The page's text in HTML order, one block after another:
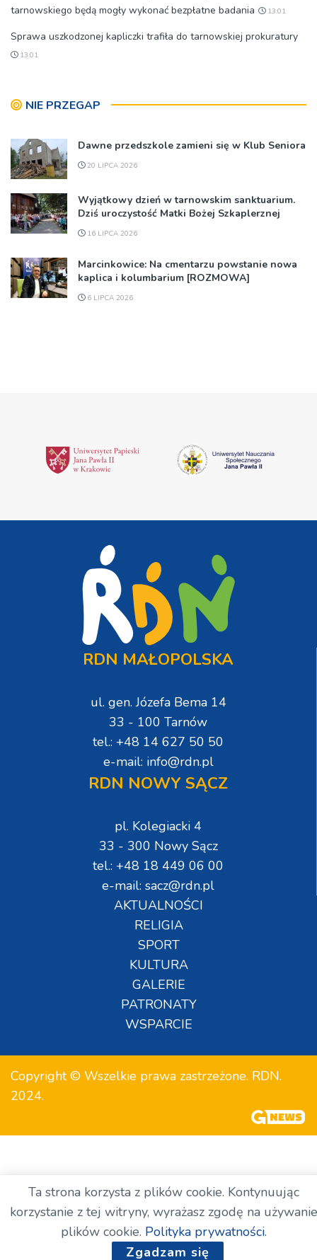
tarnowskiego będą mogły wykonać bezpłatne badania
13:01
Sprawa uszkodzonej kapliczki trafiła do tarnowskiej prokuratury
13:01
NIE PRZEGAP
Dawne przedszkole zamieni się w Klub Seniora
20 LIPCA 2026
Wyjątkowy dzień w tarnowskim sanktuarium.
Dziś uroczystość Matki Bożej Szkaplerznej
16 LIPCA 2026
Marcinkowice: Na cmentarzu powstanie nowa
kaplica i kolumbarium [ROZMOWA]
6 LIPCA 2026
RDN MAŁOPOLSKA
ul. gen. Józefa Bema 14
33 - 100 Tarnów
tel.: +48 14 627 50 50
e-mail: info@rdn.pl
RDN NOWY SĄCZ
pl. Kolegiacki 4
33 - 300 Nowy Sącz
tel.: +48 18 449 06 00
e-mail: sacz@rdn.pl
AKTUALNOŚCI
RELIGIA
SPORT
KULTURA
GALERIE
PATRONATY
WSPARCIE
Copyright © Wszelkie prawa zastrzeżone. RDN.
2024.
Ta strona korzysta z plików cookie. Kontynuując
korzystanie z tej witryny, wyrażasz zgodę na używanie
plików cookie. Polityka prywatności.
Zgadzam się